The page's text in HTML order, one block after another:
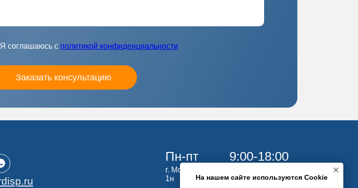
Я соглашаюсь с политикой конфиденциальности
Заказать консультацию
На нашем сайте используются Cookie